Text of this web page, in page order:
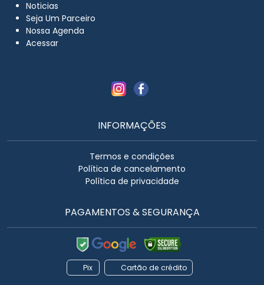
Noticias
Seja Um Parceiro
Nossa Agenda
Acessar
INFORMAÇÕES
Termos e condições
Política de cancelamento
Política de privacidade
PAGAMENTOS & SEGURANÇA
Pix Cartão de crédito